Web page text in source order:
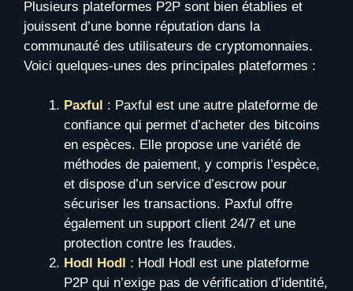
Plusieurs plateformes P2P sont bien établies et
jouissent d’une bonne réputation dans la
communauté des utilisateurs de cryptomonnaies.
Voici quelques-unes des principales plateformes :
Paxful : Paxful est une autre plateforme de
confiance qui permet d’acheter des bitcoins
en espèces. Elle propose une variété de
méthodes de paiement, y compris l’espèce,
et dispose d’un service d’escrow pour
sécuriser les transactions. Paxful offre
également un support client 24/7 et une
protection contre les fraudes.
Hodl Hodl : Hodl Hodl est une plateforme
P2P qui n’exige pas de vérification d’identité,